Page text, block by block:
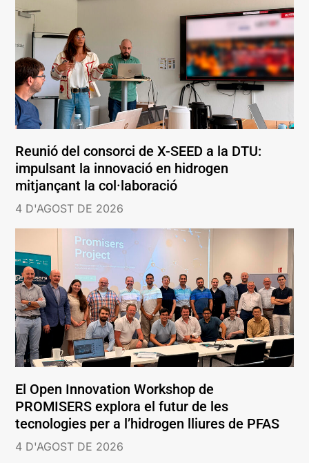
Reunió del consorci de X-SEED a la DTU:
impulsant la innovació en hidrogen
mitjançant la col·laboració
4 D'AGOST DE 2026
El Open Innovation Workshop de
PROMISERS explora el futur de les
tecnologies per a l’hidrogen lliures de PFAS
4 D'AGOST DE 2026